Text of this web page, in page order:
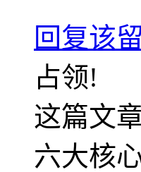
回复该
占领!
这篇文
六大核